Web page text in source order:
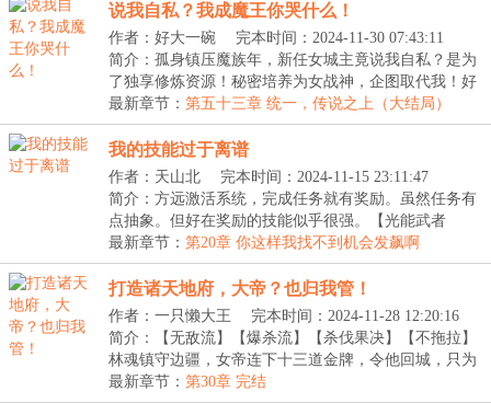
说我自私？我成魔王你哭什么！
作者：好大一碗
完本时间：2024-11-30 07:43:11
简介：孤身镇压魔族年，新任女城主竟说我自私？是为
了独享修炼资源！秘密培养为女战神，企图取代我！好
好...
最新章节： 第五十三章 统一，传说之上（大结局）
我的技能过于离谱
作者：天山北
完本时间：2024-11-15 23:11:47
简介：方远激活系统，完成任务就有奖励。虽然任务有
点抽象。但好在奖励的技能似乎很强。【光能武者
LV】：...
最新章节： 第20章 你这样我找不到机会发飙啊
打造诸天地府，大帝？也归我管！
作者：一只懒大王
完本时间：2024-11-28 12:20:16
简介：【无敌流】【爆杀流】【杀伐果决】【不拖拉】
林魂镇守边疆，女帝连下十三道金牌，令他回城，只为
用...
最新章节： 第30章 完结